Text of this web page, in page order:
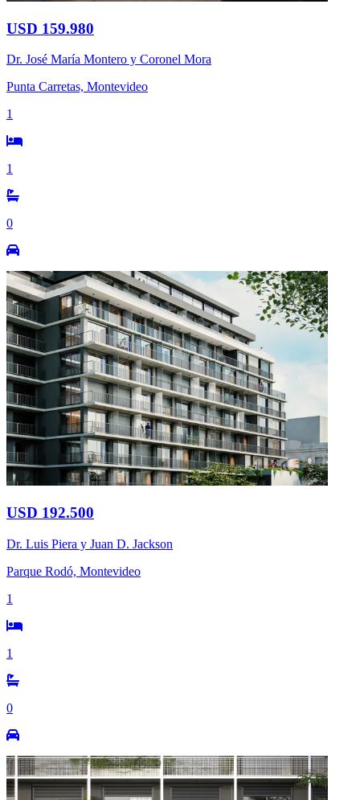
USD 159.980
Dr. José María Montero y Coronel Mora
Punta Carretas, Montevideo
1
1
0
USD 192.500
Dr. Luis Piera y Juan D. Jackson
Parque Rodó, Montevideo
1
1
0